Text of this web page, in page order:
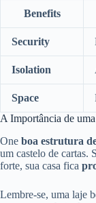
Benefits
Security
Isolation
Space
A Importância de
One boa estrutura
um castelo de cartas.
forte, sua casa fica
Lembre-se, uma laje